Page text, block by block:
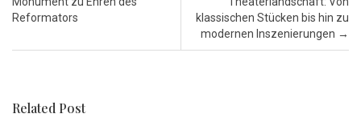
Reformators
klassischen Stücken bis hin zu
modernen Inszenierungen →
Related Post